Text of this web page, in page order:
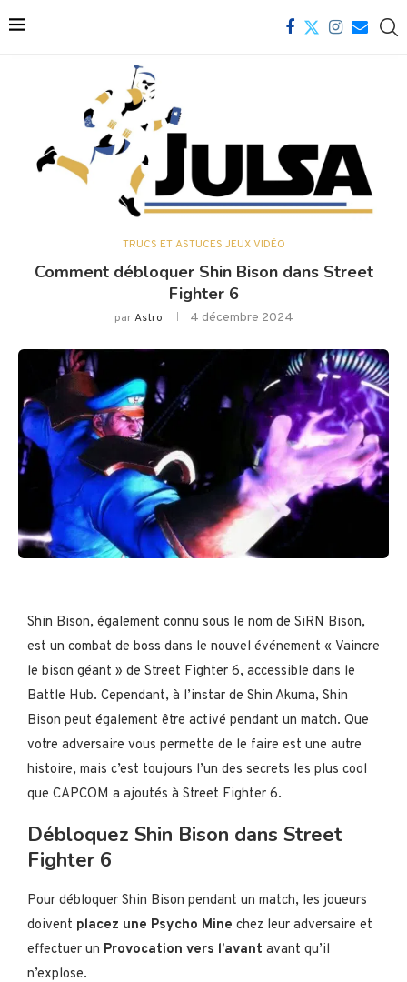
TRUCS ET ASTUCES JEUX VIDÉO
Comment débloquer Shin Bison dans Street
Fighter 6
parAstro 4 décembre 2024
Shin Bison, également connu sous le nom de SiRN Bison,
est un combat de boss dans le nouvel événement « Vaincre
le bison géant » de Street Fighter 6, accessible dans le
Battle Hub. Cependant, à l’instar de Shin Akuma, Shin
Bison peut également être activé pendant un match. Que
votre adversaire vous permette de le faire est une autre
histoire, mais c’est toujours l’un des secrets les plus cool
que CAPCOM a ajoutés à Street Fighter 6.
Débloquez Shin Bison dans Street
Fighter 6
Pour débloquer Shin Bison pendant un match, les joueurs
doivent placez une Psycho Mine chez leur adversaire et
effectuer un Provocation vers l’avant avant qu’il
n’explose.